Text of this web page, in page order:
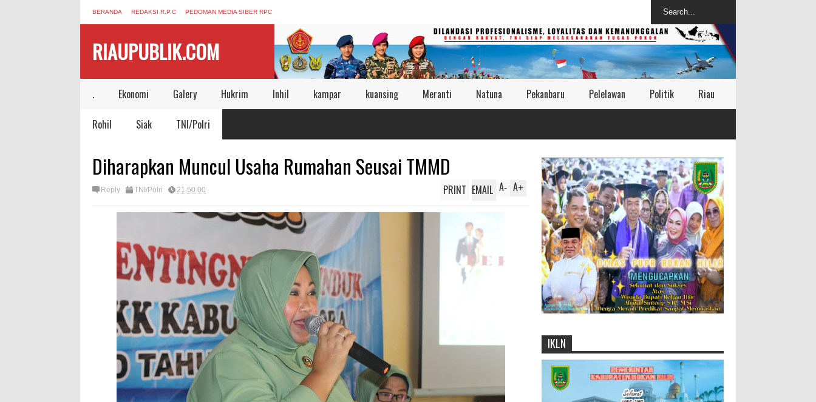
BERANDA REDAKSI R.P.C PEDOMAN MEDIA SIBER RPC
RIAUPUBLIK.COM
. Ekonomi Galery Hukrim Inhil kampar kuansing Meranti Natuna Pekanbaru Pelelawan Politik Riau
Rohil Siak TNI/Polri
Diharapkan Muncul Usaha Rumahan Seusai TMMD
Reply TNI/Polri 21.50.00 A+
A-
PRINT EMAIL
IKLN